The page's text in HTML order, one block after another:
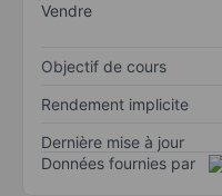
Vendre
Objectif de cours
Rendement implicite
Dernière mise à jour
Données fournies par